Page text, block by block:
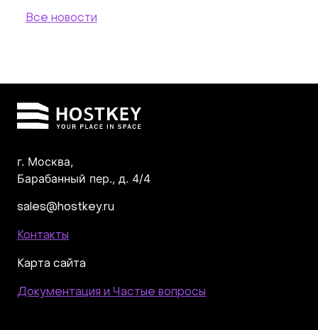
Все новости
г. Москва,
Барабанный пер., д. 4/4
sales@hostkey.ru
Контакты
Карта сайта
Документация и Частые вопросы